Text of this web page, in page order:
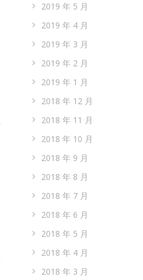
2019 年 5 月
2019 年 4 月
2019 年 3 月
2019 年 2 月
2019 年 1 月
2018 年 12 月
2018 年 11 月
2018 年 10 月
2018 年 9 月
2018 年 8 月
2018 年 7 月
2018 年 6 月
2018 年 5 月
2018 年 4 月
2018 年 3 月